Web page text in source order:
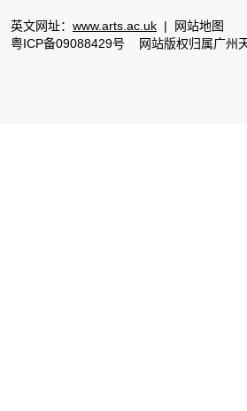
英文网址： www.arts.ac.uk | 网站地图
粤ICP备09088429号 网站版权归属广州